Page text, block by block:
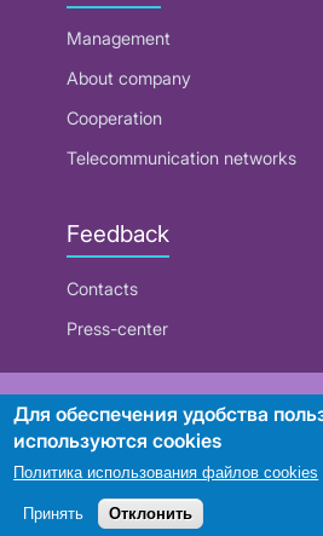
Management
About company
Cooperation
Telecommunication networks
Feedback
Contacts
Press-center
RUE "Beltelecom"
Search
Для обеспечения удобства
используются cookies
Политика использования файлов cookies
Принять Отклонить